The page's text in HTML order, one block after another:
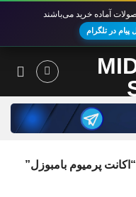
آماده خرید می‌باشند
پیام در تلگرام
پرمیوم بامبوزل”